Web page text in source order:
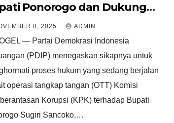
Ponorogo dan Dukung
KPK
8, 2025 ADMIN
— Partai Demokrasi Indonesia
(PDIP) menegaskan sikapnya untuk
proses hukum yang sedang berjalan
operasi tangkap tangan (OTT) Komisi
Korupsi (KPK) terhadap Bupati
Sugiri Sancoko,…